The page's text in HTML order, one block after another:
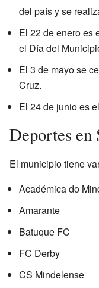
del país y se
El 22 de enero es
el Día del
El 3 de mayo se
Cruz.
El 24 de junio es
Deportes en
El municipio tiene
Académica do
Amarante
Batuque FC
FC Derby
CS Mindelense